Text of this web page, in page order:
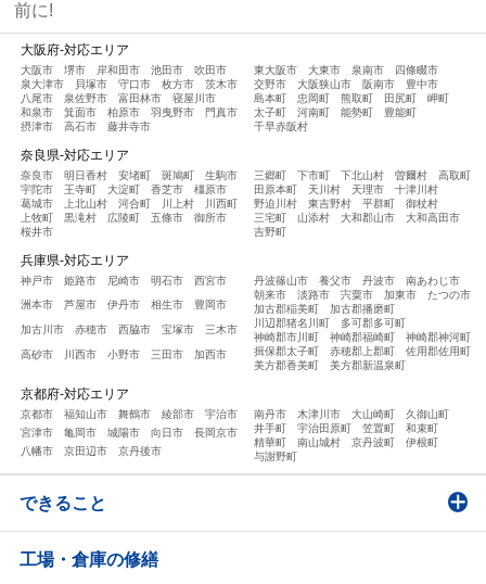
前に!
大阪府-対応エリア
大阪市 堺市 岸和田市 池田市
吹田市
泉大津市
貝塚市 守口市 枚方市
茨木市
八尾市
泉佐野市 富田林市
寝屋川市
和泉市
箕面市 柏原市 羽曳野市
門真市
摂津市
高石市 藤井寺市
東大阪市 大東市 泉南市
四條畷市
交野市
大阪狭山市 阪南市
豊中市
島本町
忠岡町 熊取町 田尻町
岬町
太子町
河南町 能勢町
豊能町
千早赤阪村
奈良県-対応エリア
奈良市 明日香村 安堵町 斑鳩町
生駒市
宇陀市
王寺町 大淀町 香芝市
橿原市
葛城市
上北山村 河合町 川上村
川西町
上牧町
黒滝村 広陵町 五條市
御所市
桜井市
三郷町 下市町 下北山村 曽爾村
高取町
田原本町
天川村 天理市
十津川村
野迫川村
東吉野村 平群町
御杖村
三宅町
山添村 大和郡山市
大和高田市
吉野町
兵庫県-対応エリア
神戸市 姫路市 尼崎市 明石市 西宮市
洲本市 芦屋市 伊丹市 相生市 豊岡市
加古川市 赤穂市 西脇市 宝塚市 三木市
高砂市 川西市 小野市 三田市 加西市
丹波篠山市 養父市 丹波市
南あわじ市
朝来市
淡路市 宍粟市 加東市
たつの市
加古郡稲美町
加古郡播磨町
川辺郡猪名川町
多可郡多可町
神崎郡市川町
神崎郡福崎町
神崎郡神河町
揖保郡太子町
赤穂郡上郡町
佐用郡佐用町
美方郡香美町
美方郡新温泉町
京都府-対応エリア
京都市 福知山市 舞鶴市 綾部市
宇治市
宮津市
亀岡市 城陽市 向日市
長岡京市
八幡市
京田辺市 京丹後市
南丹市 木津川市 大山崎町
久御山町
井手町
宇治田原町 笠置町
和束町
精華町
南山城村 京丹波町
伊根町
与謝野町
できること
工場・倉庫の修繕